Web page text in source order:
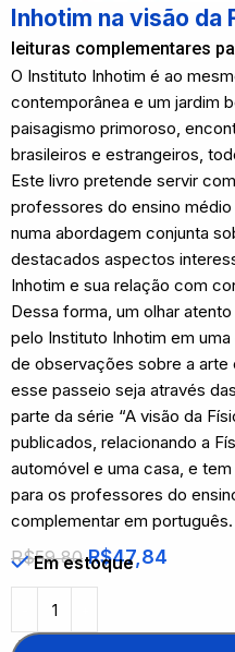
Inhotim na visão da
leituras complementares
O Instituto Inhotim é ao
contemporânea e um jardim
paisagismo primoroso,
brasileiros e estrangeiros,
Este livro pretende servir
professores do ensino
numa abordagem conjunta
destacados aspectos
Inhotim e sua relação com
Dessa forma, um olhar
pelo Instituto Inhotim em
de observações sobre a
esse passeio seja através
parte da série “A visão da
publicados, relacionando a
automóvel e uma casa, e
para os professores do
complementar em português.
R$59,80 R$47,84
Em estoque